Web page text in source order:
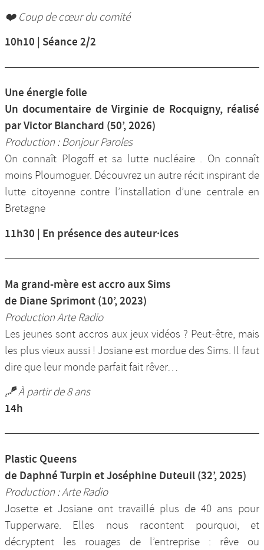
❤️ Coup de cœur du comité
10h10 | Séance 2/2
Une énergie folle
Un documentaire de Virginie de Rocquigny, réalisé
par Victor Blanchard (50’, 2026)
Production : Bonjour Paroles
On connaît Plogoff et sa lutte nucléaire . On connaît
moins Ploumoguer. Découvrez un autre récit inspirant de
lutte citoyenne contre l’installation d’une centrale en
Bretagne
11h30 | En présence des auteur·ices
Ma grand-mère est accro aux Sims
de Diane Sprimont (10’, 2023)
Production Arte Radio
Les jeunes sont accros aux jeux vidéos ? Peut-être, mais
les plus vieux aussi ! Josiane est mordue des Sims. Il faut
dire que leur monde parfait fait rêver…
🪁 À partir de 8 ans
14h
Plastic Queens
de Daphné Turpin et Joséphine Duteuil (32’, 2025)
Production : Arte Radio
Josette et Josiane ont travaillé plus de 40 ans pour
Tupperware. Elles nous racontent pourquoi, et
décryptent les rouages de l’entreprise : rêve ou